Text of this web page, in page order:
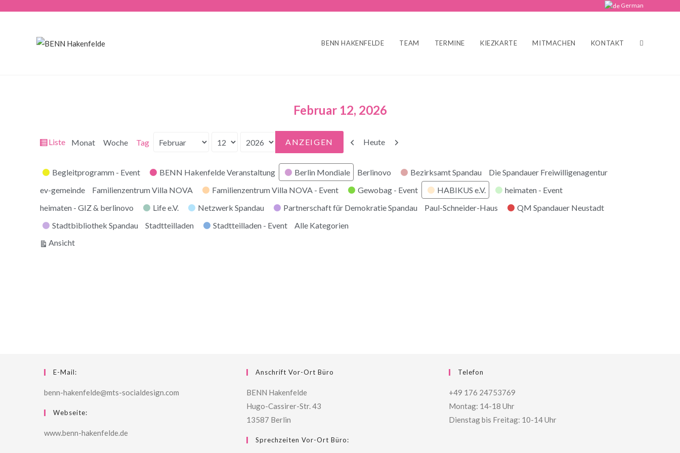
German
BENN HAKENFELDE TEAM TERMINE KIEZKARTE MITMACHEN KONTAKT
Februar 12, 2026
Ansicht
Liste Monat Woche Tag
Monat
Tag
Jahr
Zurück
Heute Weiter
Kategorien
Begleitprogramm - Event BENN Hakenfelde Veranstaltung Berlin Mondiale Berlinovo Bezirksamt Spandau
Die Spandauer Freiwilligenagentur
ev-gemeinde
Familienzentrum Villa NOVA Familienzentrum Villa NOVA - Event Gewobag - Event HABIKUS e.V.
heimaten - Event
heimaten - GIZ & berlinovo
Life e.V. Netzwerk Spandau Partnerschaft für Demokratie Spandau Paul-Schneider-Haus
QM Spandauer Neustadt
Stadtbibliothek Spandau
Stadtteilladen Stadtteilladen - Event
Alle Kategorien
Ansichtausdrucken
E-Mail:
benn-hakenfelde@mts-socialdesign.com
Webseite:
www.benn-hakenfelde.de
Anschrift Vor-Ort Büro
BENN Hakenfelde
Hugo-Cassirer-Str. 43
13587 Berlin
Sprechzeiten Vor-Ort Büro:
Telefon
+49 176 24753769
Montag: 14-18 Uhr
Dienstag bis Freitag: 10-14 Uhr